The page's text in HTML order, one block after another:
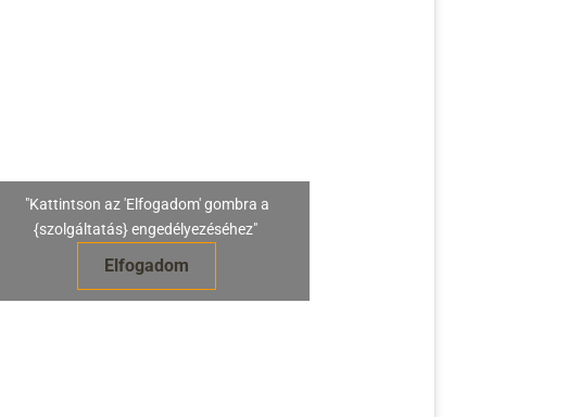
"Kattintson az 'Elfogadom' gombra a
{szolgáltatás} engedélyezéséhez"
Elfogadom